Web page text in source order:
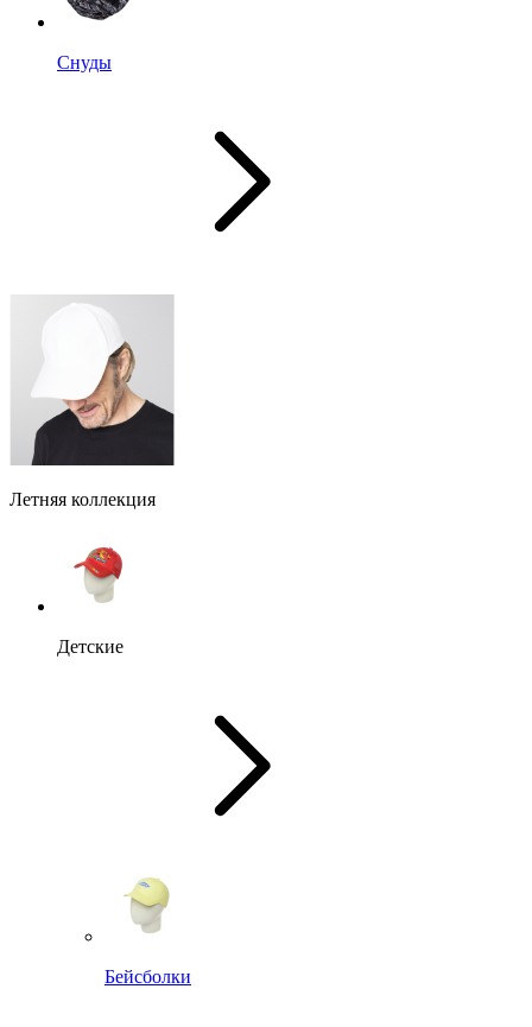
Снуды
Летняя коллекция
Детские
Бейсболки